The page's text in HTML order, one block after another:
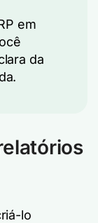
em
da
lo